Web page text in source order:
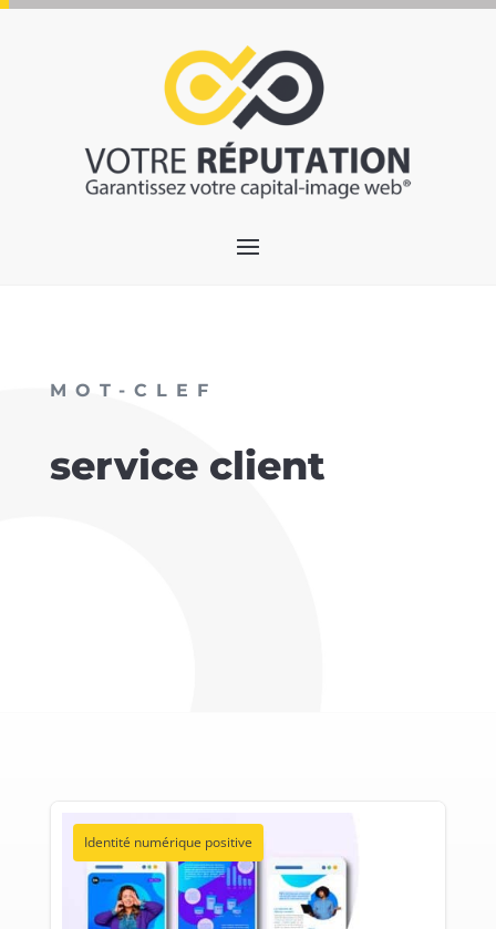
MOT-CLEF
service client
Identité numérique positive